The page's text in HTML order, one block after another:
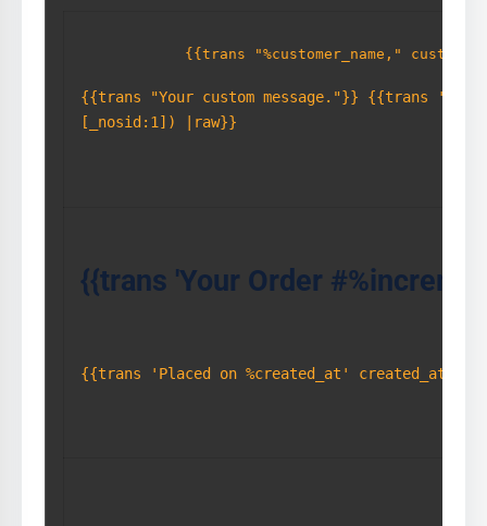
{{trans "%customer_name,"
{{trans "Your custom message."}} {{trans 'Your
[_nosid:1]) |raw}}
{{trans 'Your Order
{{trans 'Placed on %created_at'